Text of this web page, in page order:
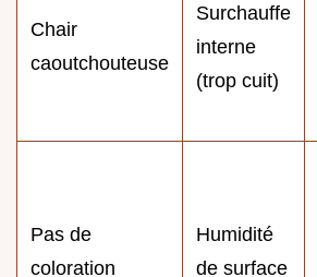
Chair
caoutchouteuse
Surchauffe
interne
(trop cuit)
Pas de
coloration
Humidité
de surface